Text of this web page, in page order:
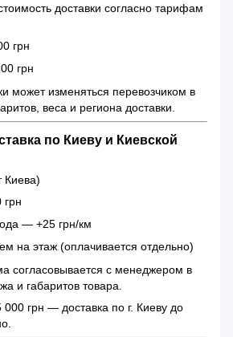
доставки согласно тарифам
грн
грн
может изменяться перевозчиком в
веса и региона доставки.
по Киеву и Киевской
Киева)
— +25 грн/км
на этаж (оплачивается отдельно)
согласовывается с менеджером в
и габаритов товара.
000 грн — доставка по г. Киеву до